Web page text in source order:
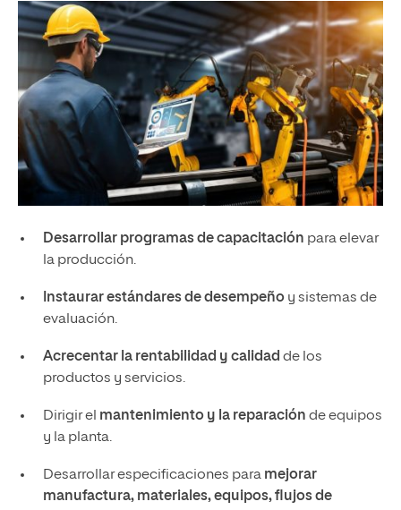
Desarrollar programas de capacitación para elevar
la producción.
Instaurar estándares de desempeñoy sistemas de
evaluación.
Acrecentar la rentabilidad y calidad de los
productos y servicios.
Dirigir el mantenimiento y la reparación de equipos
y la planta.
Desarrollar especificaciones para mejorar
manufactura, materiales, equipos, flujos de